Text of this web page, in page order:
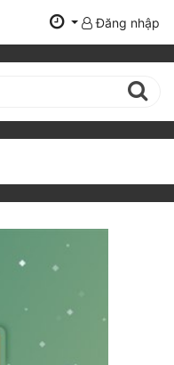
Đăng nhập